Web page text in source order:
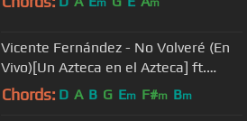
m m
Vicente Fernández - No Volveré (En
Vivo)[Un Azteca en el Azteca] ft.
Alejandro Fernández
Chords: D A B G Em F#m Bm